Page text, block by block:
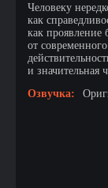
Человеку
как
как проявление
от
и значительная
Озвучка: